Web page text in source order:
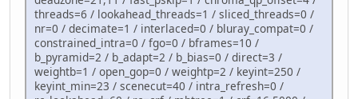
threads=6 / lookahead_threads=1 / sliced_threads=0 /
nr=0 / decimate=1 / interlaced=0 / bluray_compat=0 /
constrained_intra=0 / fgo=0 / bframes=10 /
b_pyramid=2 / b_adapt=2 / b_bias=0 / direct=3 /
weightb=1 / open_gop=0 / weightp=2 / keyint=250 /
keyint_min=23 / scenecut=40 / intra_refresh=0 /